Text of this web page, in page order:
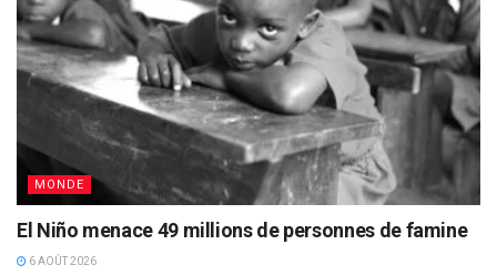
MONDE
El Niño menace 49 millions de personnes de famine
6 AOÛT 2026